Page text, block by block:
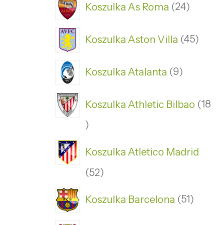
Koszulka As Roma 24
Koszulka Aston Villa 45
Koszulka Atalanta 9
Koszulka Athletic Bilbao 18
Koszulka Atletico Madrid
52
Koszulka Barcelona 51